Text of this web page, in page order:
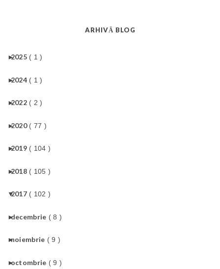
ARHIVĂ BLOG
►
2025 ( 1 )
►
2024 ( 1 )
►
2022 ( 2 )
►
2020 ( 77 )
►
2019 ( 104 )
►
2018 ( 105 )
▼
2017 ( 102 )
►
decembrie ( 8 )
►
noiembrie ( 9 )
►
octombrie ( 9 )